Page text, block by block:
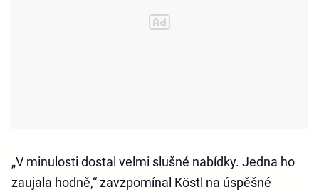
„V minulosti dostal velmi slušné nabídky. Jedna ho
zaujala hodně,“ zavzpomínal Köstl na úspěšné